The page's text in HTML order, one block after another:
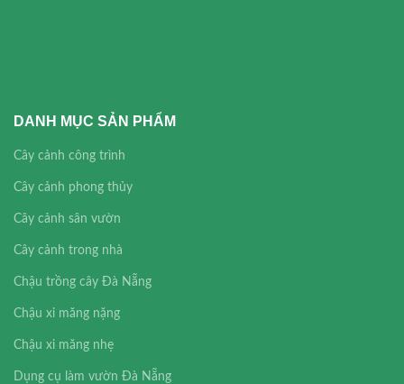
DANH MỤC SẢN PHẨM
Cây cảnh công trình
Cây cảnh phong thủy
Cây cảnh sân vườn
Cây cảnh trong nhà
Chậu trồng cây Đà Nẵng
Chậu xi măng nặng
Chậu xi măng nhẹ
Dụng cụ làm vườn Đà Nẵng